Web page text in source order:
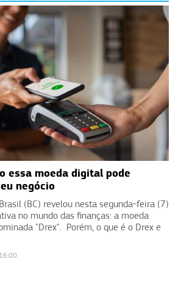
essa moeda digital pode
negócio
(BC) revelou nesta segunda-feira (7)
no mundo das finanças: a moeda
"Drex". Porém, o que é o Drex e